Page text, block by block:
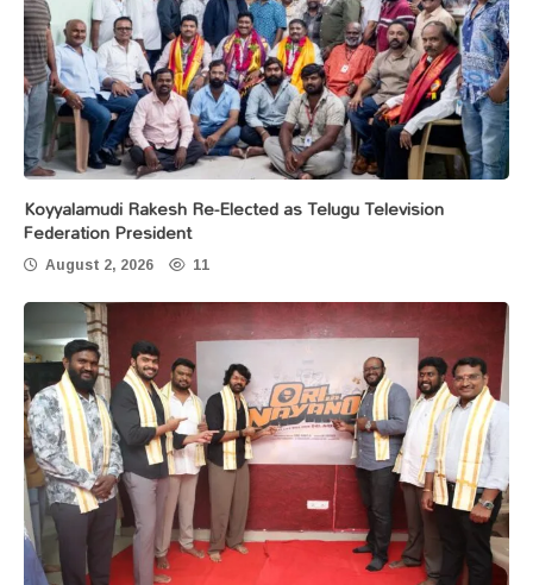
Koyyalamudi Rakesh Re-Elected as Telugu Television
Federation President
August 2, 2026 11